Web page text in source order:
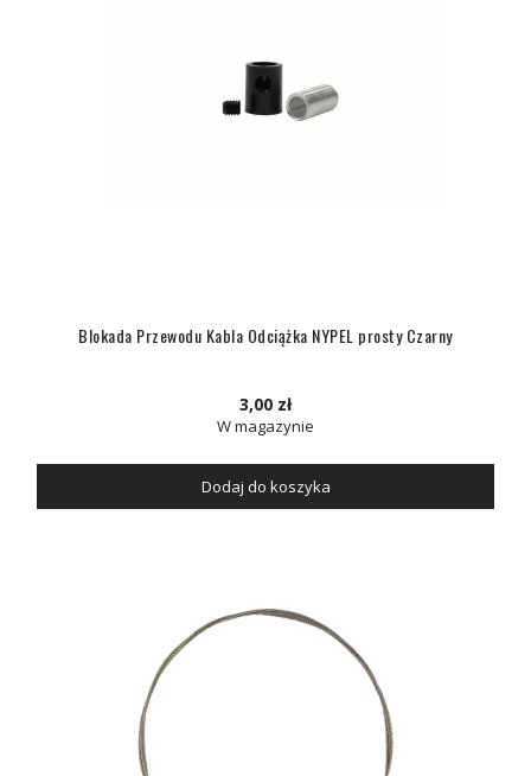
Blokada Przewodu Kabla Odciążka NYPEL prosty Czarny
3,00 zł
W magazynie
Dodaj do koszyka